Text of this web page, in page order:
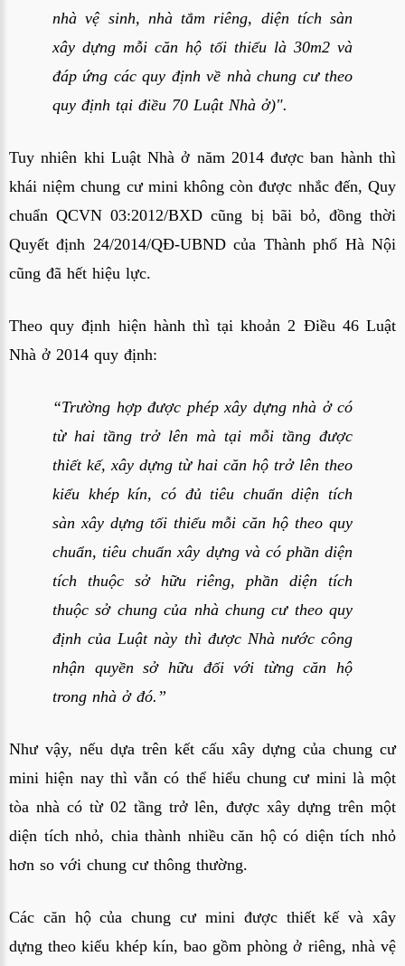
nhà vệ sinh, nhà tắm riêng, diện tích sàn
xây dựng mỗi căn hộ tối thiểu là 30m2 và
đáp ứng các quy định về nhà chung cư theo
quy định tại điều 70 Luật Nhà ở)".
Tuy nhiên khi Luật Nhà ở năm 2014 được ban hành thì
khái niệm chung cư mini không còn được nhắc đến, Quy
chuẩn QCVN 03:2012/BXD cũng bị bãi bỏ, đồng thời
Quyết định 24/2014/QĐ-UBND của Thành phố Hà Nội
cũng đã hết hiệu lực.
Theo quy định hiện hành thì tạikhoản 2 Điều 46 Luật
Nhà ở 2014 quy định:
“Trường hợp được phép xây dựng nhà ở có
từ hai tầng trở lên mà tại mỗi tầng được
thiết kế, xây dựng từ hai căn hộ trở lên theo
kiểu khép kín, có đủ tiêu chuẩn diện tích
sàn xây dựng tối thiểu mỗi căn hộ theo quy
chuẩn, tiêu chuẩn xây dựng và có phần diện
tích thuộc sở hữu riêng, phần diện tích
thuộc sở chung của nhà chung cư theo quy
định của Luật này thì được Nhà nước công
nhận quyền sở hữu đối với từng căn hộ
trong nhà ở đó.”
Như vậy, nếu dựa trên kết cấu xây dựng của chung cư
mini hiện nay thì vẫn có thể hiểu chung cư mini là một
tòa nhà có từ 02 tầng trở lên, được xây dựng trên một
diện tích nhỏ, chia thành nhiều căn hộ có diện tích nhỏ
hơn so với chung cư thông thường.
Các căn hộ của chung cư mini được thiết kế và xây
dựng theo kiểu khép kín, bao gồm phòng ở riêng, nhà vệ